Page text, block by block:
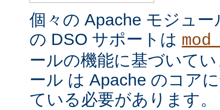
個々の Apache モジュ
の DSO サポートは
ールの機能に基づいて
ール は Apache のコア
ている必要があります